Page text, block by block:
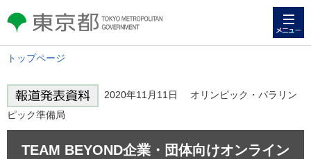
東京都 TOKYO METROPOLITAN
GOVERNMENT
トップページ
2020年11月11日 オリンピック・パラリン
ピック準備局
TEAM BEYOND企業・団体向けオンライン